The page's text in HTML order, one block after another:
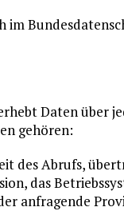
Daten über
gehören:
des Abrufs,
das
anfragende